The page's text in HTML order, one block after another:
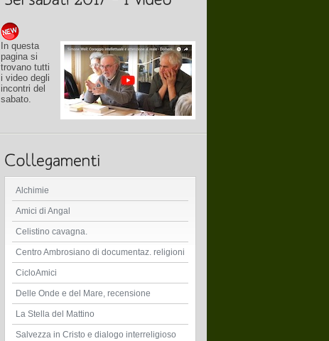
In questa
pagina si
trovano tutti
i video degli
incontri del
sabato.
Alchimie
Amici di Angal
Celistino cavagna.
Centro Ambrosiano di documentaz. religioni
CicloAmici
Delle Onde e del Mare, recensione
La Stella del Mattino
Salvezza in Cristo e dialogo interreligioso